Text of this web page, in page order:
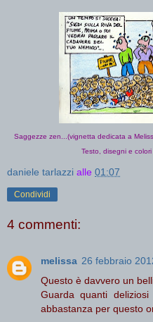
Saggezze zen...(vignetta dedicata a
Testo, disegni e
daniele tarlazzi alle 01:07
Condividi
4 commenti:
melissa 26 febbraio
Questo è davvero un
Guarda quanti
abbastanza per questo